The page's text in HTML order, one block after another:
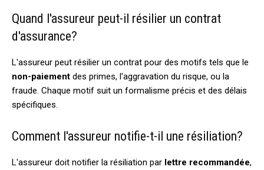
Quand l'assureur peut-il résilier un contrat
d'assurance?
L'assureur peut résilier un contrat pour des motifs tels que le
non-paiement des primes, l'aggravation du risque, ou la
fraude. Chaque motif suit un formalisme précis et des délais
spécifiques.
Comment l'assureur notifie-t-il une résiliation?
L'assureur doit notifier la résiliation par lettre recommandée,